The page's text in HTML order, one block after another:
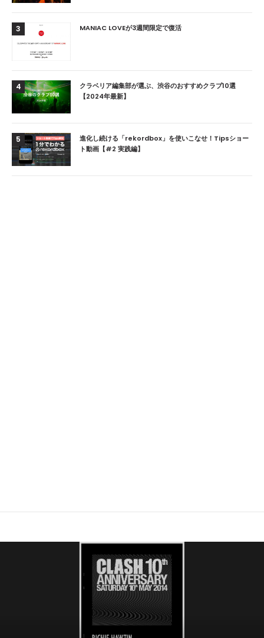
3 MANIAC LOVEが3週間限定で復活
4
クラベリア編集部が選ぶ、渋谷のおすすめクラブ10選
【2024年最新】
5
進化し続ける「rekordbox」を使いこなせ！Tipsショー
ト動画【#2 実践編】